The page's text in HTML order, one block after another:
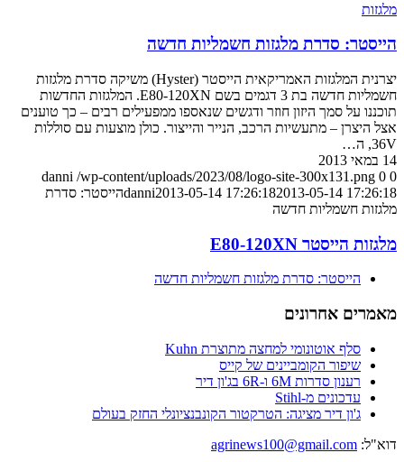
מלגזות
הייסטר: סדרת מלגזות חשמליות חדשה
יצרנית המלגזות האמריקאית הייסטר (Hyster) משיקה סדרת מלגזות
חשמליות חדשה בת 3 דגמים בשם E80-120XN. המלגזות החדשות
תוכננו על סמך היזון חוזר ודגשים שנאספו ממפעילים רבים – כך טוענים
אצל היצרן – מתעשיות הרכב, הנייר והייצור. כולן מוצעות עם סוללות
36V, ה…
14 במאי 2013
0
0
danni /wp-content/uploads/2023/08/logo-site-300x131.png
danni2013-05-14 17:26:182013-05-14 17:26:18
הייסטר: סדרת
מלגזות חשמליות חדשה
מלגזות הייסטר E80-120XN
הייסטר: סדרת מלגזות חשמליות חדשה
מאמרים אחרונים
סלף אוטונומי למחצה מתוצרת Kuhn
שיפור הקומביינים של קייס
רענון סדרות 6M ו-6R בג'ון דיר
עדכונים מ-Stihl
ג'ון דיר מציגה: הטרקטור הקונבנציונלי החזק בעולם
דוא"ל: agrinews100@gmail.com